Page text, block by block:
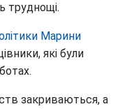
труднощі.
Марини
які були
закриваються, а